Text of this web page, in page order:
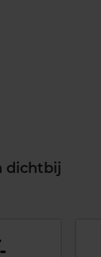
dichtbij